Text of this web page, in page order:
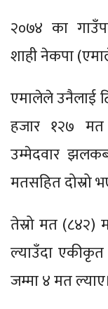
२०७४ का
शाही नेकपा
एमालेले उनैलाई
हजार १२७ मत
उम्मेदवार
मतसहित दोस्रो
तेस्रो मत (८४२)
ल्याउँदा
जम्मा ४ मत ल्याए।